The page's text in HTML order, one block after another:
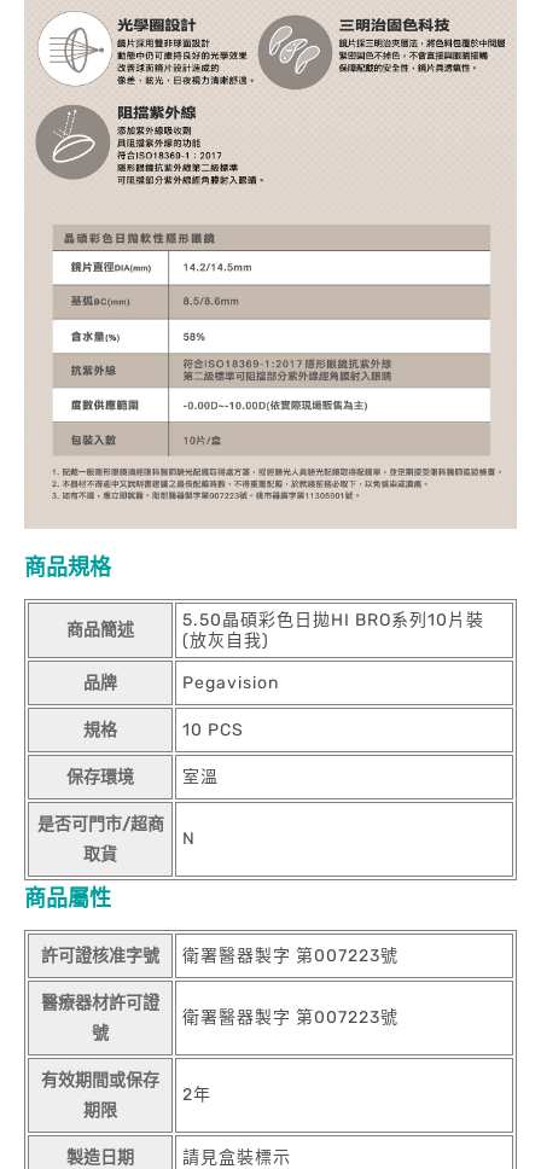
商品規格
商品簡述
5.50晶碩彩色日拋HI BRO系列10片裝
(放灰自我)
品牌 Pegavision
規格 10 PCS
保存環境 室溫
是否可門市/超商
取貨
N
商品屬性
許可證核准字號 衛署醫器製字 第007223號
醫療器材許可證
號
衛署醫器製字 第007223號
有效期間或保存
期限
2年
製造日期 請見盒裝標示